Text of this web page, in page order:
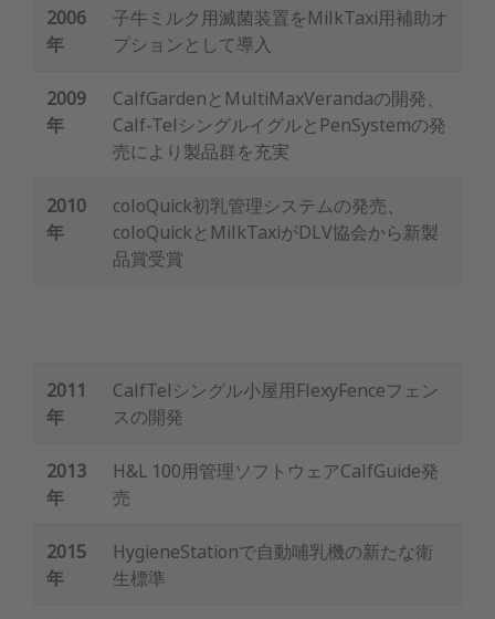
2006
年
子牛ミルク用滅菌装置をMilkTaxi用補助オ
プションとして導入
2009
年
CalfGardenとMultiMaxVerandaの開発、
Calf-TelシングルイグルとPenSystemの発
売により製品群を充実
2010
年
coloQuick初乳管理システムの発売、
coloQuickとMilkTaxiがDLV協会から新製
品賞受賞
2011
年
CalfTelシングル小屋用FlexyFenceフェン
スの開発
2013
年
H&L 100用管理ソフトウェアCalfGuide発
売
2015
年
HygieneStationで自動哺乳機の新たな衛
生標準